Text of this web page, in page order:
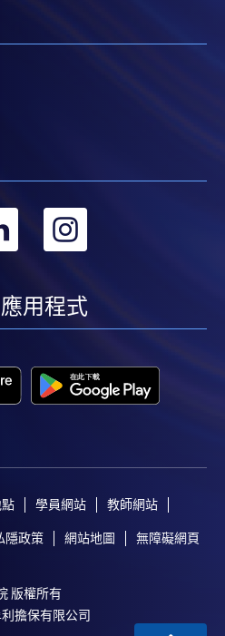
轉
linkedin
用程式
學員網站 教師網站
隱政策 網站地圖 無障礙網頁
版權所有
擔保有限公司